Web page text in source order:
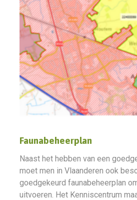
Faunabeheerplan
Naast het hebben van een
moet men in Vlaanderen ook
goedgekeurd faunabeheerplan
uitvoeren. Het Kenniscentrum